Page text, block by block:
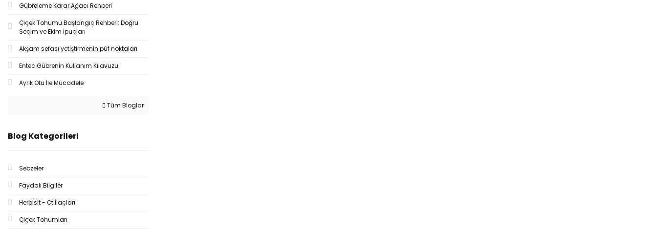
Gübreleme Karar Ağacı Rehberi
Çiçek Tohumu Başlangıç Rehberi: Doğru
Seçim ve Ekim İpuçları
Akşam sefası yetiştirmenin püf noktaları
Entec Gübrenin Kullanım Kılavuzu
Ayrık Otu İle Mücadele
Tüm Bloglar
Blog Kategorileri
Sebzeler
Faydalı Bilgiler
Herbisit - Ot İlaçları
Çiçek Tohumları